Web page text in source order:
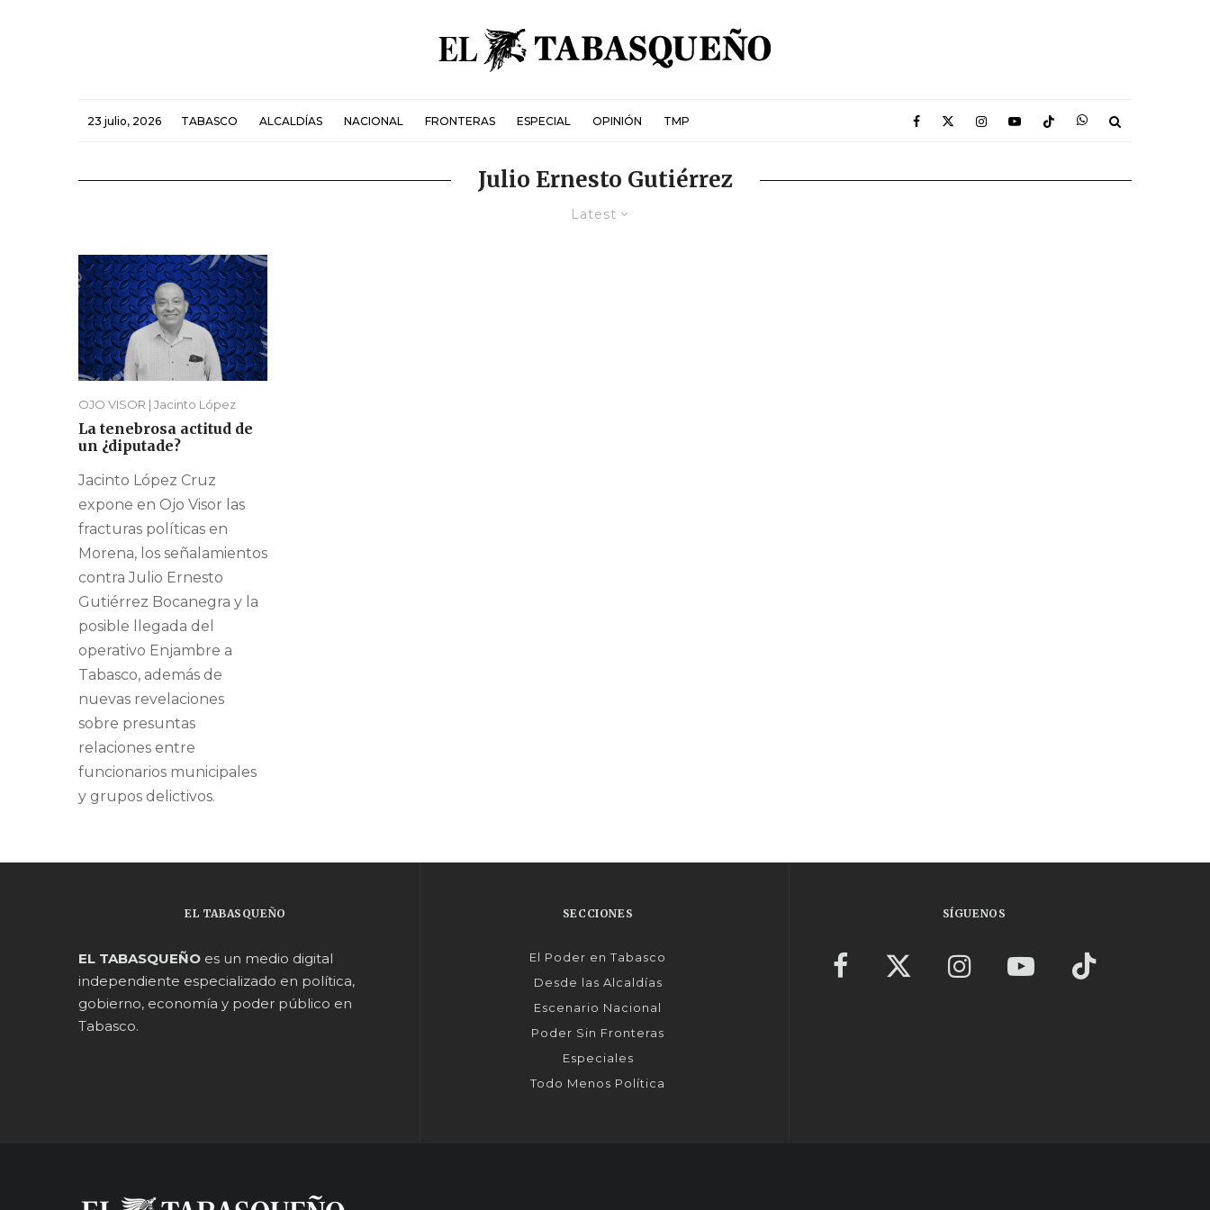
23 julio, 2026 TABASCO ALCALDÍAS NACIONAL FRONTERAS ESPECIAL OPINIÓN TMP
Julio Ernesto Gutiérrez
Latest
OJO VISOR | Jacinto López
La tenebrosa actitud de
un ¿diputade?
Jacinto López Cruz
expone en Ojo Visor las
fracturas políticas en
Morena, los señalamientos
contra Julio Ernesto
Gutiérrez Bocanegra y la
posible llegada del
operativo Enjambre a
Tabasco, además de
nuevas revelaciones
sobre presuntas
relaciones entre
funcionarios municipales
y grupos delictivos.
EL TABASQUEÑO
EL TABASQUEÑO es un medio digital
independiente especializado en política,
gobierno, economía y poder público en
Tabasco.
SECCIONES
El Poder en Tabasco
Desde las Alcaldías
Escenario Nacional
Poder Sin Fronteras
Especiales
Todo Menos Política
SÍGUENOS